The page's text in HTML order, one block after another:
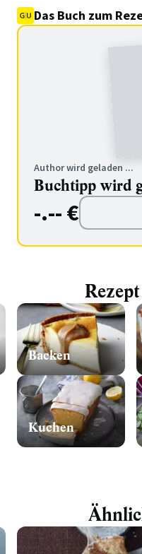
Das Buch zum
Author wird geladen ...
Buchtipp wird
-.-- €
Backen
Kuchen